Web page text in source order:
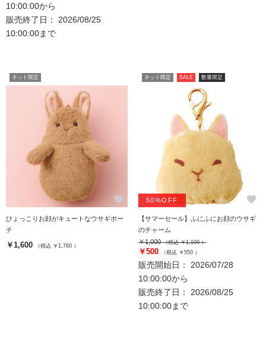
10:00:00から
販売終了日： 2026/08/25
10:00:00まで
ネット限定
favorite
ひょっこりお顔がキュートなウサギポー
チ
￥1,600 （税込 ￥1,760 ）
ネット限定 SALE 数量限定
50%OFF favorite
【サマーセール】ふにふにお顔のウサギ
のチャーム
￥1,000（税込 ￥1,100 ）
￥500 （税込 ￥550 ）
販売開始日： 2026/07/28
10:00:00から
販売終了日： 2026/08/25
10:00:00まで